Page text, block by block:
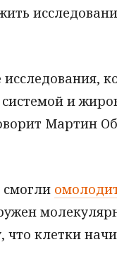
и
Мартин
смогли
что клетки